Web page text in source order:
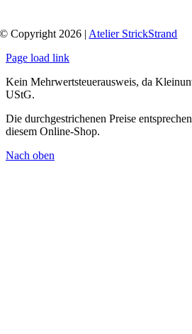
© Copyright 2026 |Atelier StrickStrand
Page load link
Kein Mehrwertsteuerausweis, da
UStG.
Die durchgestrichenen Preise
diesem Online-Shop.
Nach oben